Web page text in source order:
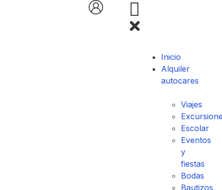
Inicio
Alquiler
autocares
Viajes
Escolar
Eventos
y
fiestas
Bodas
Bautizos